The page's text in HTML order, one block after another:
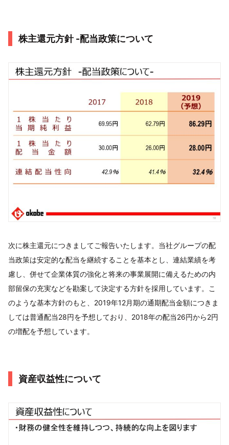
株主還元方針 -配当政策について
次に株主還元につきましてご報告いたします。当社グループの配
当政策は安定的な配当を継続することを基本とし、連結業績を考
慮し、併せて企業体質の強化と将来の事業展開に備えるための内
部留保の充実などを勘案して決定する方針を採用しています。こ
のような基本方針のもと、2019年12月期の通期配当金額につきま
しては普通配当28円を予想しており、2018年の配当26円から2円
の増配を予想しています。
資産収益性について